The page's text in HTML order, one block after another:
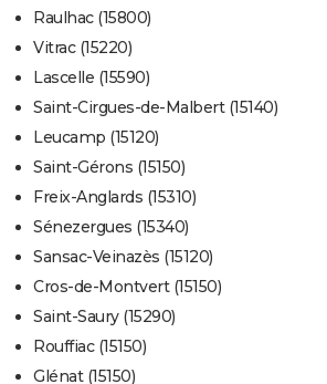
Raulhac (15800)
Vitrac (15220)
Lascelle (15590)
Saint-Cirgues-de-Malbert (15140)
Leucamp (15120)
Saint-Gérons (15150)
Freix-Anglards (15310)
Sénezergues (15340)
Sansac-Veinazès (15120)
Cros-de-Montvert (15150)
Saint-Saury (15290)
Rouffiac (15150)
Glénat (15150)